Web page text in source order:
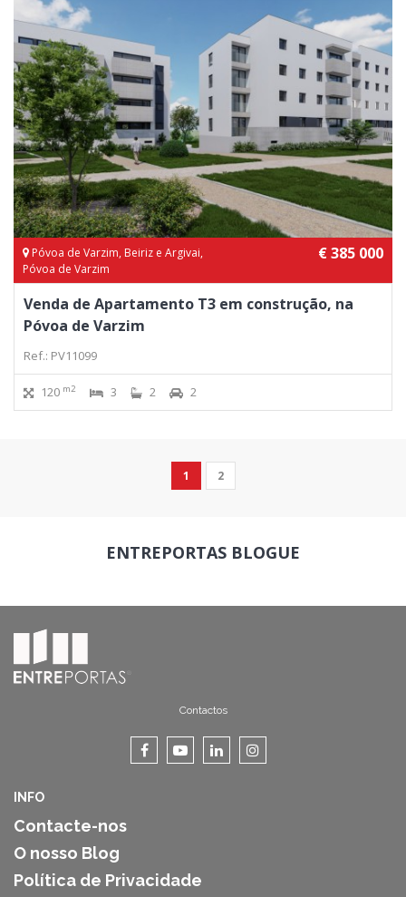
Póvoa de Varzim, Beiriz e Argivai,
Póvoa de Varzim
€ 385 000
Venda de Apartamento T3 em construção, na
Póvoa de Varzim
Ref.: PV11099
120 m2 3 2 2
1 2
ENTREPORTAS BLOGUE
Contactos
INFO
Contacte-nos
O nosso Blog
Política de Privacidade